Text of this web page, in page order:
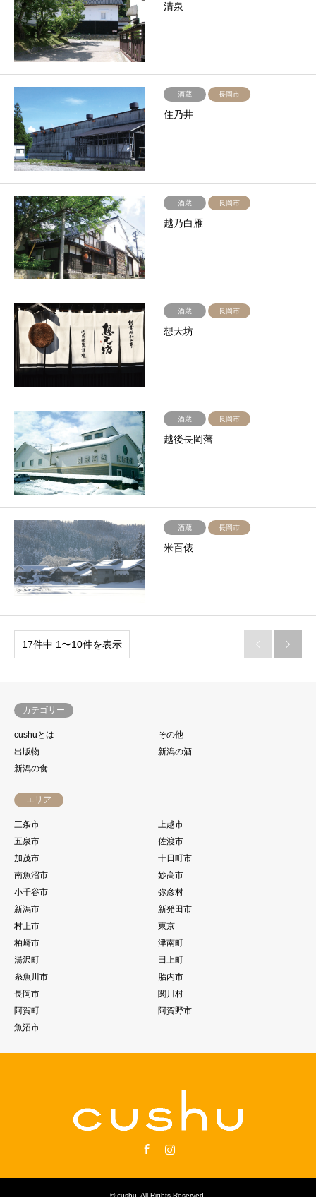
清泉
酒蔵 長岡市
住乃井
酒蔵 長岡市
越乃白雁
酒蔵 長岡市
想天坊
酒蔵 長岡市
越後長岡藩
酒蔵 長岡市
米百俵
17件中 1〜10件を表示  
カテゴリー
cushuとは
その他
出版物
新潟の酒
新潟の食
エリア
三条市
上越市
五泉市
佐渡市
加茂市
十日町市
南魚沼市
妙高市
小千谷市
弥彦村
新潟市
新発田市
村上市
東京
柏崎市
津南町
湯沢町
田上町
糸魚川市
胎内市
長岡市
関川村
阿賀町
阿賀野市
魚沼市
©cushu . All Rights Reserved.